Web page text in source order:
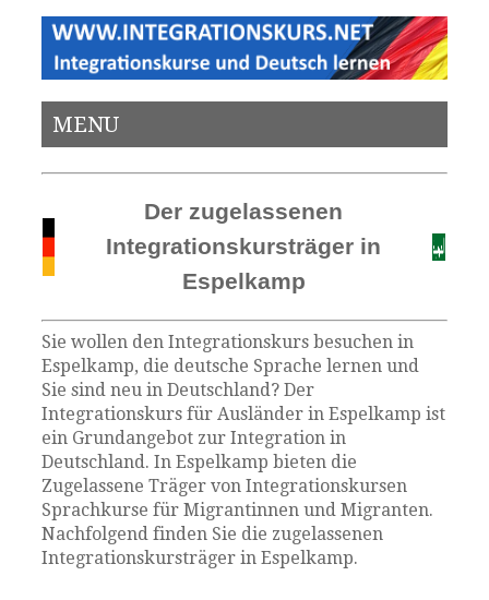
MENU
Der zugelassenen
Integrationskursträger in
Espelkamp
Sie wollen den Integrationskurs besuchen in
Espelkamp, die deutsche Sprache lernen und
Sie sind neu in Deutschland? Der
Integrationskurs für Ausländer in Espelkamp ist
ein Grundangebot zur Integration in
Deutschland. In Espelkamp bieten die
Zugelassene Träger von Integrationskursen
Sprachkurse für Migrantinnen und Migranten.
Nachfolgend finden Sie die zugelassenen
Integrationskursträger in Espelkamp.